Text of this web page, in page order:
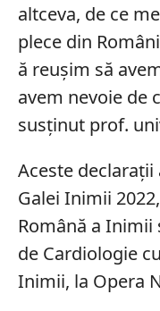
altceva, de ce
plece din
ă reuşim să
avem nevoie de
susținut prof.
Aceste
Galei Inimii
Română a Inimii
de Cardiologie
Inimii, la Opera